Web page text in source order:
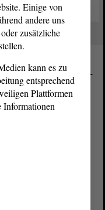
von Sachsen-
Einige von
andere uns
zusätzliche
kann es zu
entsprechend
Plattformen
Informationen